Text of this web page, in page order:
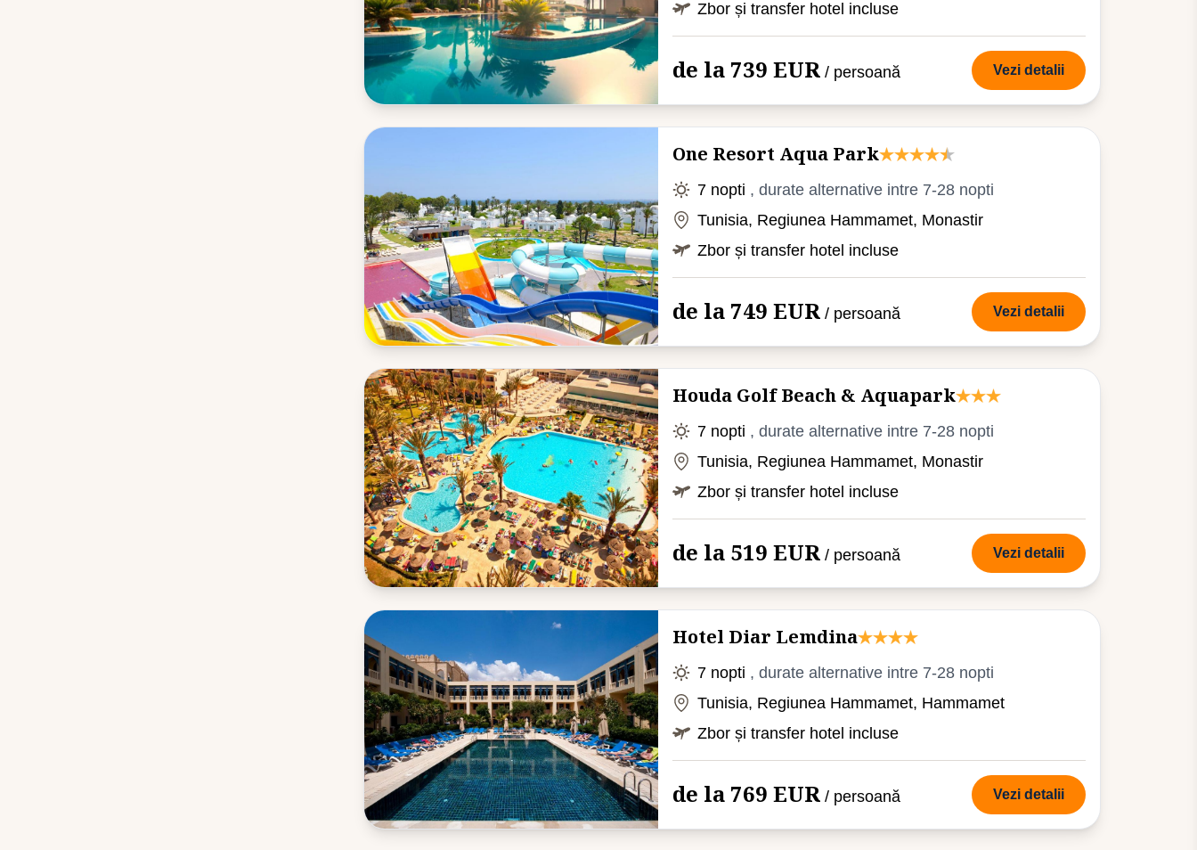
Zbor și transfer hotel incluse
de la 739 EUR / persoană Vezi detalii
One Resort Aqua Park
7 nopti , durate alternative intre 7-28 nopti
Tunisia, Regiunea Hammamet, Monastir
Zbor și transfer hotel incluse
de la 749 EUR / persoană Vezi detalii
Houda Golf Beach & Aquapark
7 nopti , durate alternative intre 7-28 nopti
Tunisia, Regiunea Hammamet, Monastir
Zbor și transfer hotel incluse
de la 519 EUR / persoană Vezi detalii
Hotel Diar Lemdina
7 nopti , durate alternative intre 7-28 nopti
Tunisia, Regiunea Hammamet, Hammamet
Zbor și transfer hotel incluse
de la 769 EUR / persoană Vezi detalii